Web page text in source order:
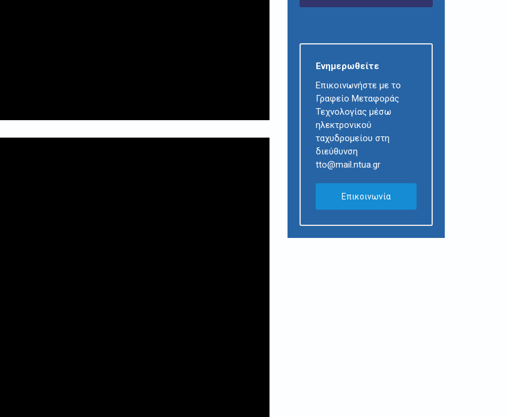
Ενημερωθείτε
Επικοινωνήστε με το
Γραφείο Μεταφοράς
Τεχνολογίας μέσω
ηλεκτρονικού
ταχυδρομείου στη
διεύθυνση
tto@mail.ntua.gr
Επικοινωνία